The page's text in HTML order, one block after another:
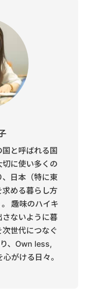
と呼ばれる国
に使い多くの
日本（特に東
める暮らし方
趣味のハイキ
ないように暮
世代につなぐ
、Own less,
がける日々。